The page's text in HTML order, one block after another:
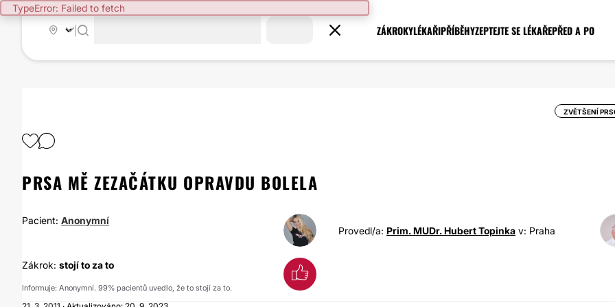
TypeError: Failed to fetch
ZÁKROKYLÉKAŘIPŘÍBĚHYZEPTEJTE SE LÉKAŘEPŘED A PO
ZVĚTŠENÍ
PRSA MĚ ZEZAČÁTKU OPRAVDU BOLELA
Pacient: Anonymní
Provedl/a: Prim. MUDr. Hubert Topinka v: Praha
Zákrok: stojí to za to
Informuje: Anonymní. 99% pacientů uvedlo, že to stojí za to.